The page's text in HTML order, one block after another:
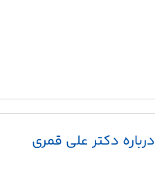
درباره دکتر علی قمری